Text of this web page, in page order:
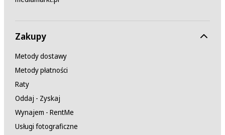
Zakupy
Metody dostawy
Metody płatności
Raty
Oddaj - Zyskaj
Wynajem - RentMe
Usługi fotograficzne